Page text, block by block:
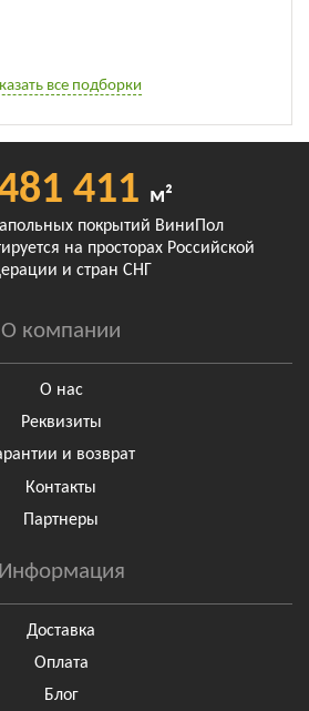
все подборки
411 м²
покрытий ВиниПол
на просторах Российской
и стран СНГ
О компании
О нас
Реквизиты
и возврат
Контакты
Партнеры
Информация
Доставка
Оплата
Блог